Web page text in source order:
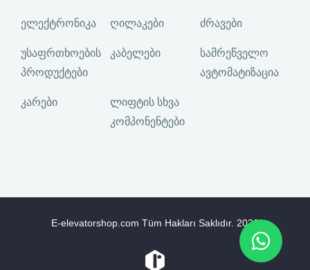
ელექტრონიკა ღილაკები ძრავები
უსაფრთხოების
პროდუქტები
კაბელები
სამრეწველო
ავტომატიზაცია
კარები
ლიფტის სხვა
კომპონენტები
E-elevatorshop.com Tüm Hakları Saklıdır. 2026